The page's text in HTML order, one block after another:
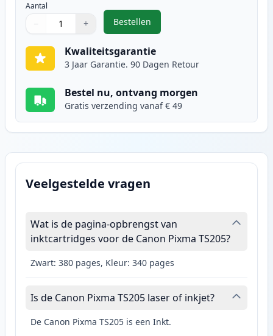
Aantal
Gebruik de knoppen om aan te passen
− +
1
Bestellen
,Canon CL-546XL inktcartridge
Kwaliteitsgarantie
3 Jaar Garantie. 90 Dagen Retour
Bestel nu, ontvang morgen
Gratis verzending vanaf € 49
Veelgestelde vragen
Wat is de pagina-opbrengst van
inktcartridges voor de Canon Pixma TS205?
Zwart: 380 pages, Kleur: 340 pages
Is de Canon Pixma TS205 laser of inkjet?
De Canon Pixma TS205 is een Inkt.